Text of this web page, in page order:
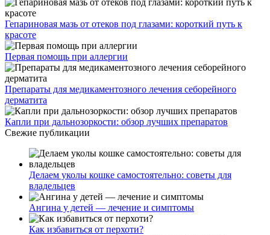
Гепариновая мазь от отеков под глазами: короткий путь к
красоте
Первая помощь при аллергии
Препараты для медикаментозного лечения себорейного
дерматита
Капли при дальнозоркости: обзор лучших препаратов
Свежие публикации
Делаем уколы кошке самостоятельно: советы для
владельцев
Ангина у детей — лечение и симптомы
Как избавиться от перхоти?